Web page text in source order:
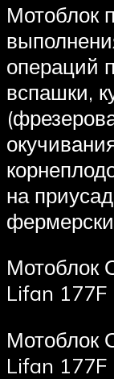
Мотоблок
операций
вспашки,
на
Lifan 177F
Lifan 177F